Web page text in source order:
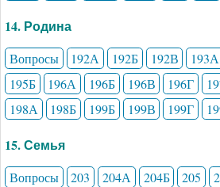
14. Родина
Вопросы 192А 192Б 192В 193А
195Б
196А 196Б 196В 196Г
198А
198Б 199Б 199В 199Г
15. Семья
Вопросы 203 204А 204Б 205